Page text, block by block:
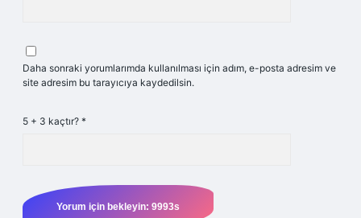
Daha sonraki yorumlarımda kullanılması için adım, e-posta adresim ve
site adresim bu tarayıcıya kaydedilsin.
5 + 3 kaçtır? *